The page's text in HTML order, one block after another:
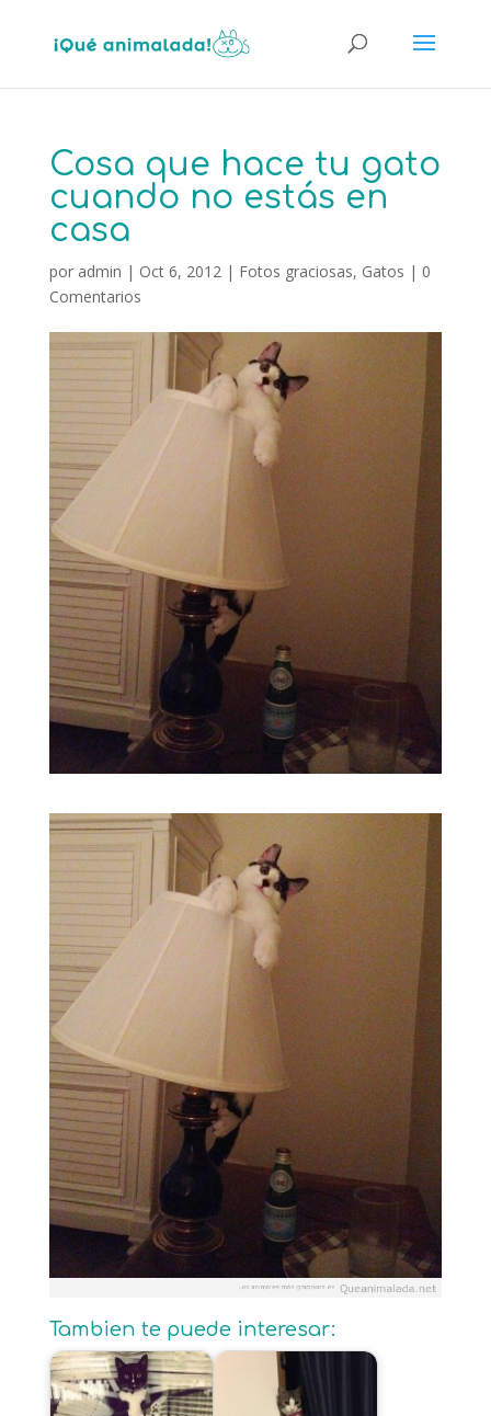
Cosa que hace tu gato
cuando no estás en
casa
por admin | Oct 6, 2012| Fotos graciosas, Gatos | 0
Comentarios
Tambien te puede interesar: